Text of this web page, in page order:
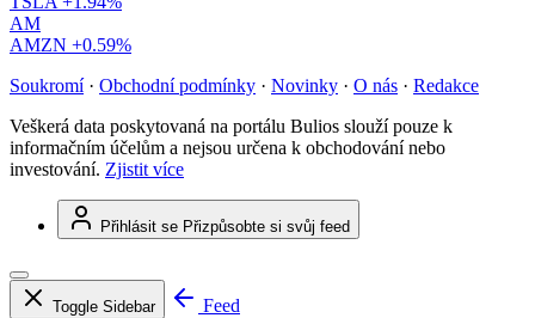
AM
AMZN +0.59%
Soukromí · Obchodní podmínky · Novinky · O nás · Redakce
Veškerá data poskytovaná na portálu Bulios slouží pouze k
informačním účelům a nejsou určena k obchodování nebo
investování. Zjistit více
Přihlásit se Přizpůsobte si svůj feed
Toggle Sidebar
Feed